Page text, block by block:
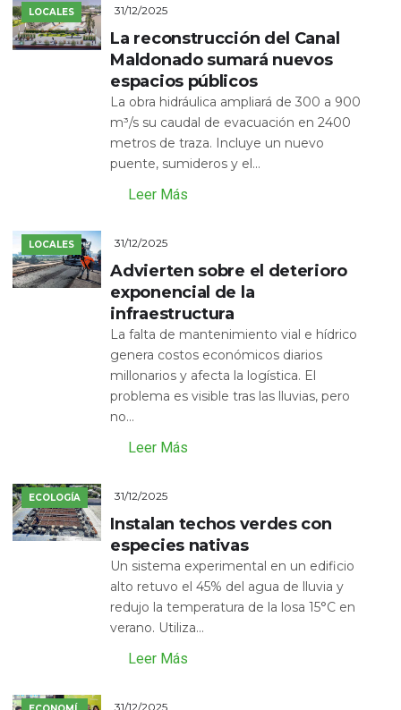
LOCALES 31/12/2025
La reconstrucción del Canal
Maldonado sumará nuevos
espacios públicos
La obra hidráulica ampliará de 300 a 900
m³/s su caudal de evacuación en 2400
metros de traza. Incluye un nuevo
puente, sumideros y el...
Leer Más
LOCALES 31/12/2025
Advierten sobre el deterioro
exponencial de la
infraestructura
La falta de mantenimiento vial e hídrico
genera costos económicos diarios
millonarios y afecta la logística. El
problema es visible tras las lluvias, pero
no...
Leer Más
ECOLOGÍA 31/12/2025
Instalan techos verdes con
especies nativas
Un sistema experimental en un edificio
alto retuvo el 45% del agua de lluvia y
redujo la temperatura de la losa 15°C en
verano. Utiliza...
Leer Más
31/12/2025